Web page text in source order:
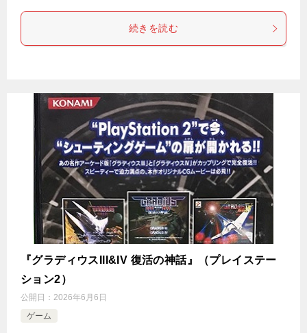
続きを読む
『グラディウスIII&IV 復活の神話』（プレイステー
ション2）
公開日： 2026年6月6日
ゲーム